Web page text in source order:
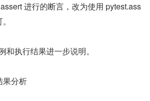
进行的断言，改为使用 pytest.ass
和执行结果进一步说明。
果分析